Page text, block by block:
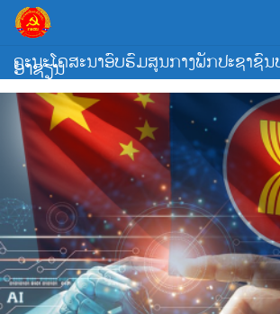
Skip
content
ຄະນະໂຄສະນາອົບຮົມສູນກາງພັກປະຊາຊົ
ອາຊຽນ